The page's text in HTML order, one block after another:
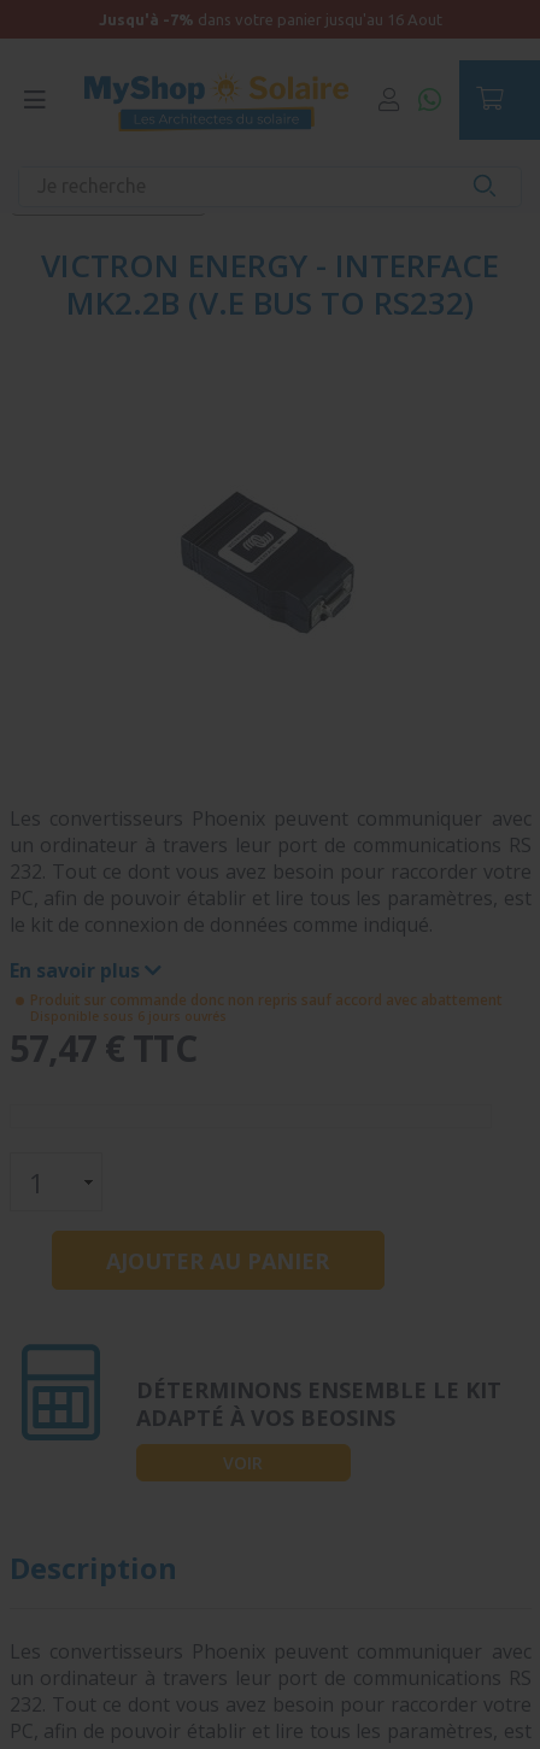
Jusqu'à -7% dans votre panier jusqu'au 16 Aout
VICTRON ENERGY - INTERFACE
MK2.2B (V.E BUS TO RS232)
Les convertisseurs Phoenix peuvent communiquer avec
un ordinateur à travers leur port de communications RS
232. Tout ce dont vous avez besoin pour raccorder votre
PC, afin de pouvoir établir et lire tous les paramètres, est
le kit de connexion de données comme indiqué.
En savoir plus
Produit sur commande donc non repris sauf accord avec abattement
Disponible sous 6 jours ouvrés
57,47 € TTC
DÉTERMINONS ENSEMBLE LE KIT
ADAPTÉ À VOS BEOSINS
VOIR
Description
Les convertisseurs Phoenix peuvent communiquer avec
un ordinateur à travers leur port de communications RS
232. Tout ce dont vous avez besoin pour raccorder votre
PC, afin de pouvoir établir et lire tous les paramètres, est